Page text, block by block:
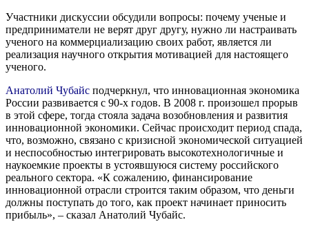
Участники дискуссии обсудили вопросы: почему ученые и
предприниматели не верят друг другу, нужно ли настраивать
ученого на коммерциализацию своих работ, является ли
реализация научного открытия мотивацией для настоящего
ученого.
Анатолий Чубайс подчеркнул, что инновационная экономика
России развивается с 90-х годов. В 2008 г. произошел прорыв
в этой сфере, тогда стояла задача возобновления и развития
инновационной экономики. Сейчас происходит период спада,
что, возможно, связано с кризисной экономической ситуацией
и неспособностью интегрировать высокотехнологичные и
наукоемкие проекты в устоявшуюся систему российского
реального сектора. «К сожалению, финансирование
инновационной отрасли строится таким образом, что деньги
должны поступать до того, как проект начинает приносить
прибыль», – сказал Анатолий Чубайс.